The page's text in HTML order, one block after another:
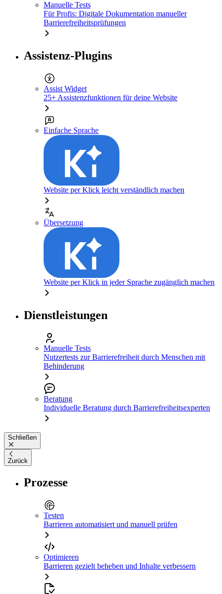
Manuelle Tests
Für Profis: Digitale Dokumentation manueller
Barrierefreiheitsprüfungen
Assistenz-Plugins
Assist Widget
25+ Assistenzfunktionen für deine Website
Einfache Sprache
Website per Klick leicht verständlich machen
Übersetzung
Website per Klick in jeder Sprache zugänglich machen
Dienstleistungen
Manuelle Tests
Nutzertests zur Barrierefreiheit durch Menschen mit
Behinderung
Beratung
Individuelle Beratung durch Barrierefreiheitsexperten
Schließen
Zurück
Prozesse
Testen
Barrieren automatisiert und manuell prüfen
Optimieren
Barrieren gezielt beheben und Inhalte verbessern